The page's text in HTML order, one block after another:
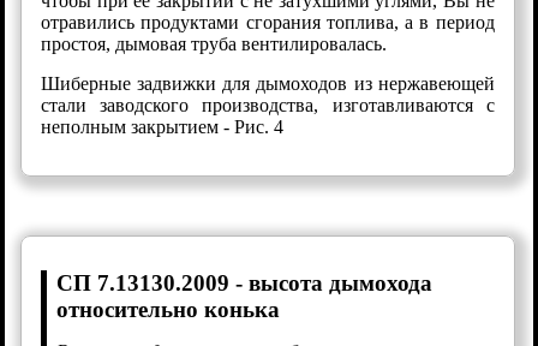
отравились продуктами сгорания топлива, а в период
простоя, дымовая труба вентилировалась.
Шиберные задвижки для дымоходов из нержавеющей
стали заводского производства, изготавливаются с
неполным закрытием - Рис. 4
СП 7.13130.2009 - высота дымохода
относительно конька